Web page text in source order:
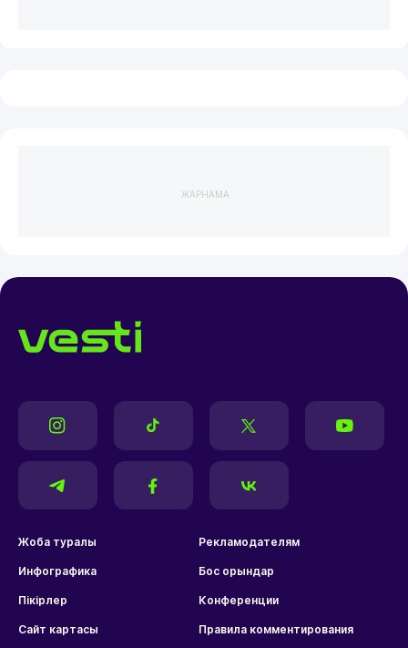
ЖАРНАМА
Жоба туралы Рекламодателям
Инфографика Бос орындар
Пікірлер Конференции
Сайт картасы Правила комментирования